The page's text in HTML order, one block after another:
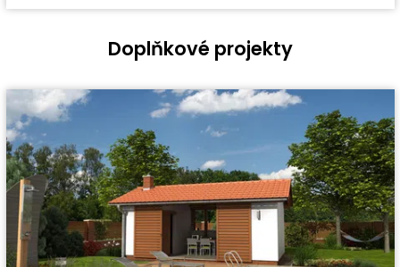
Dispozice:
4+1
Doplňkové projekty